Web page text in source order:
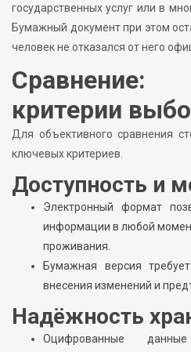
государственных услуг или в
Бумажный документ при этом
человек не отказался от него
критерии
Для объективного сравнения
ключевых критериев.
Доступность и
Электронный формат
информации в любой
проживания.
Бумажная версия
внесения изменений и
Надёжность
Оцифрованные